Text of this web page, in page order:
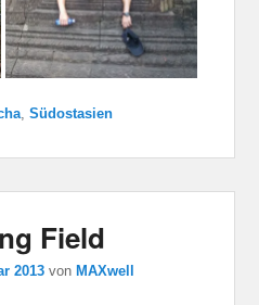
,Südostasien
Field
2013 von MAXwell